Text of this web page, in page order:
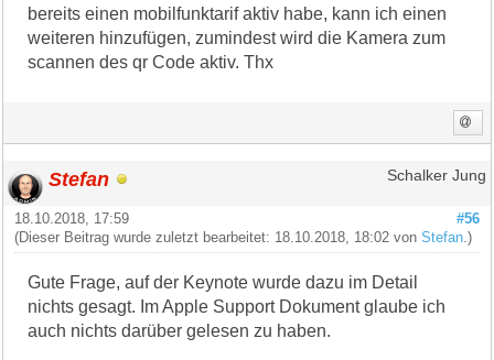
bereits einen mobilfunktarif aktiv habe, kann ich einen
weiteren hinzufügen, zumindest wird die Kamera zum
scannen des qr Code aktiv. Thx
Stefan Schalker Jung
#56
18.10.2018, 17:59
(Dieser Beitrag wurde zuletzt bearbeitet: 18.10.2018, 18:02 vonStefan .)
Gute Frage, auf der Keynote wurde dazu im Detail
nichts gesagt. Im Apple Support Dokument glaube ich
auch nichts darüber gelesen zu haben.